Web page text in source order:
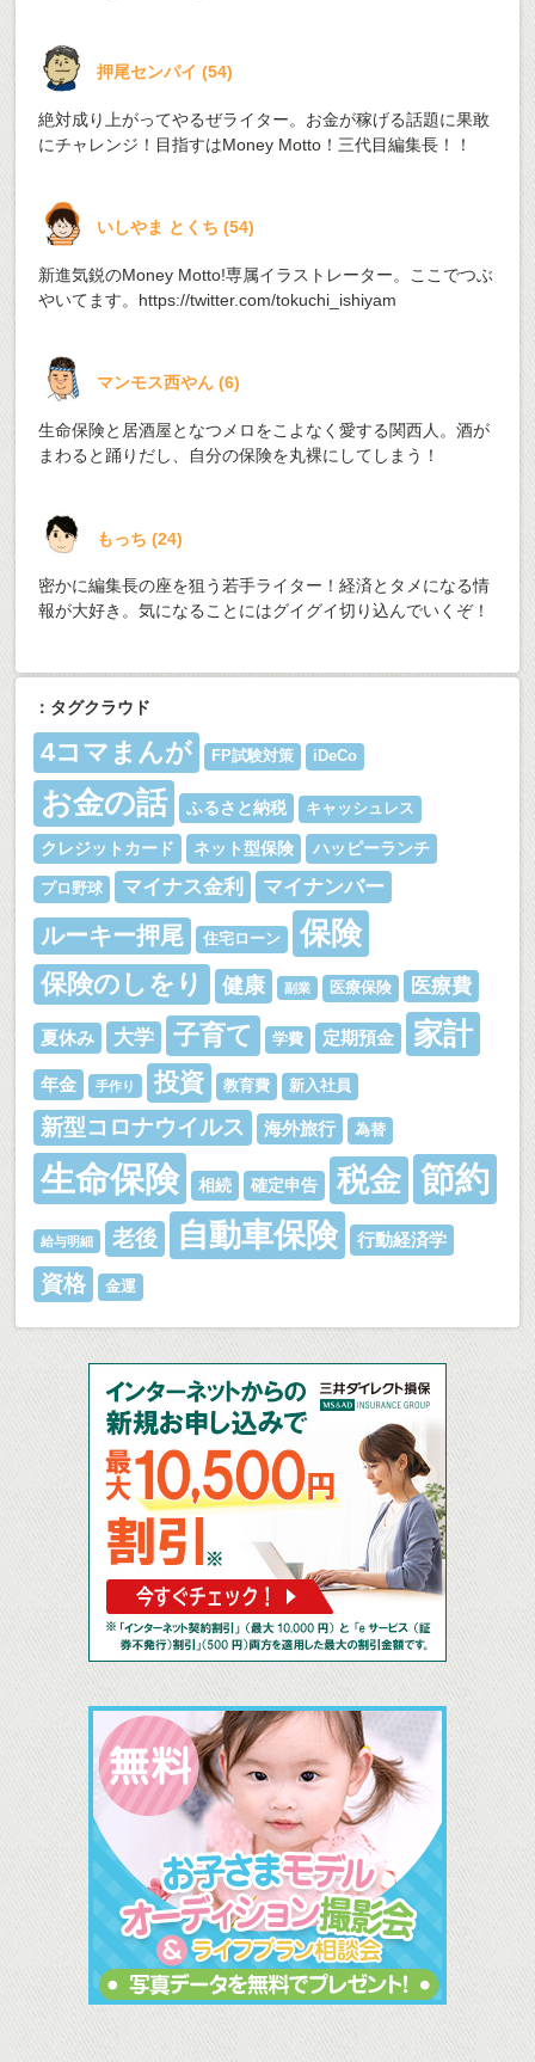
押尾センパイ(54)
絶対成り上がってやるぜライター。お金が稼げる話題に果敢
にチャレンジ！目指すはMoney Motto！三代目編集長！！
いしやま とくち(54)
新進気鋭のMoney Motto!専属イラストレーター。ここでつぶ
やいてます。 https://twitter.com/tokuchi_ishiyam
マンモス西やん(6)
生命保険と居酒屋となつメロをこよなく愛する関西人。酒が
まわると踊りだし、自分の保険を丸裸にしてしまう！
もっち(24)
密かに編集長の座を狙う若手ライター！経済とタメになる情
報が大好き。気になることにはグイグイ切り込んでいくぞ！
：タグクラウド
4コマまんが FP試験対策 iDeCo
お金の話 ふるさと納税 キャッシュレス
クレジットカード ネット型保険 ハッピーランチ
プロ野球 マイナス金利 マイナンバー
ルーキー押尾 住宅ローン 保険
保険のしをり 健康 副業 医療保険 医療費
夏休み 大学 子育て 学費 定期預金 家計
年金 手作り 投資 教育費 新入社員
新型コロナウイルス 海外旅行 為替
生命保険 相続 確定申告 税金 節約
給与明細 老後 自動車保険 行動経済学
資格 金運